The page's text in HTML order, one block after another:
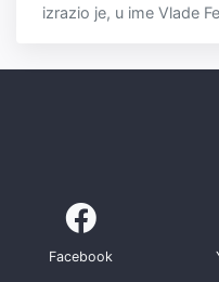
izrazio je, u ime Vlade
Facebook